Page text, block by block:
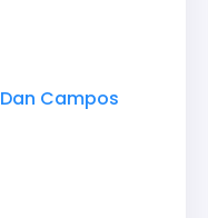
Dan Campos